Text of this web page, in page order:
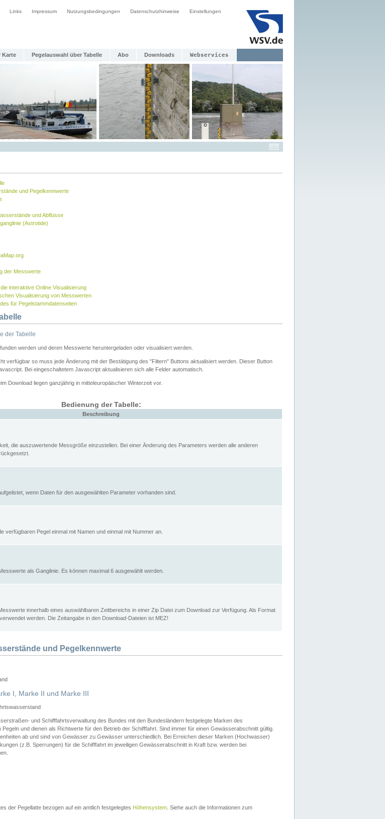
Links Impressum Nutzungsbedingungen Datenschutzhinweise Einstellungen
Karte Pegelauswahl über Tabelle Abo Downloads Webservices
und Pegelkennwerte
und Abflüsse
(Astrotide)
der Messwerte
interaktive Online Visualisierung
Visualisierung von Messwerten
für Pegelstammdatenseiten
der Tabelle
werden und deren Messwerte heruntergeladen oder visualisiert werden.
verfügbar so muss jede Änderung mit der Bestätigung des "Filtern" Buttons aktualisiert werden. Dieser Button
Bei eingeschaltetem Javascript aktualisieren sich alle Felder automatisch.
Download liegen ganzjährig in mitteleuropäischer Winterzeit vor.
Bedienung der Tabelle:
Beschreibung
die auszuwertende Messgröße einzustellen. Bei einer Änderung des Parameters werden alle anderen
wenn Daten für den ausgewählten Parameter vorhanden sind.
verfügbaren Pegel einmal mit Namen und einmal mit Nummer an.
als Ganglinie. Es können maximal 6 ausgewählt werden.
innerhalb eines auswählbaren Zeitbereichs in einer Zip Datei zum Download zur Verfügung. Als Format
werden. Die Zeitangabe in den Download-Dateien ist MEZ!
und Pegelkennwerte
I, Marke II und Marke III
und Schifffahrtsverwaltung des Bundes mit den Bundesländern festgelegte Marken des
und dienen als Richtwerte für den Betrieb der Schifffahrt. Sind immer für einen Gewässerabschnitt gültig.
ab und sind von Gewässer zu Gewässer unterschiedlich. Bei Erreichen dieser Marken (Hochwasser)
(z.B. Sperrungen) für die Schifffahrt im jeweiligen Gewässerabschnitt in Kraft bzw. werden bei
der Pegellatte bezogen auf ein amtlich festgelegtes Höhensystem . Siehe auch die Informationen zum